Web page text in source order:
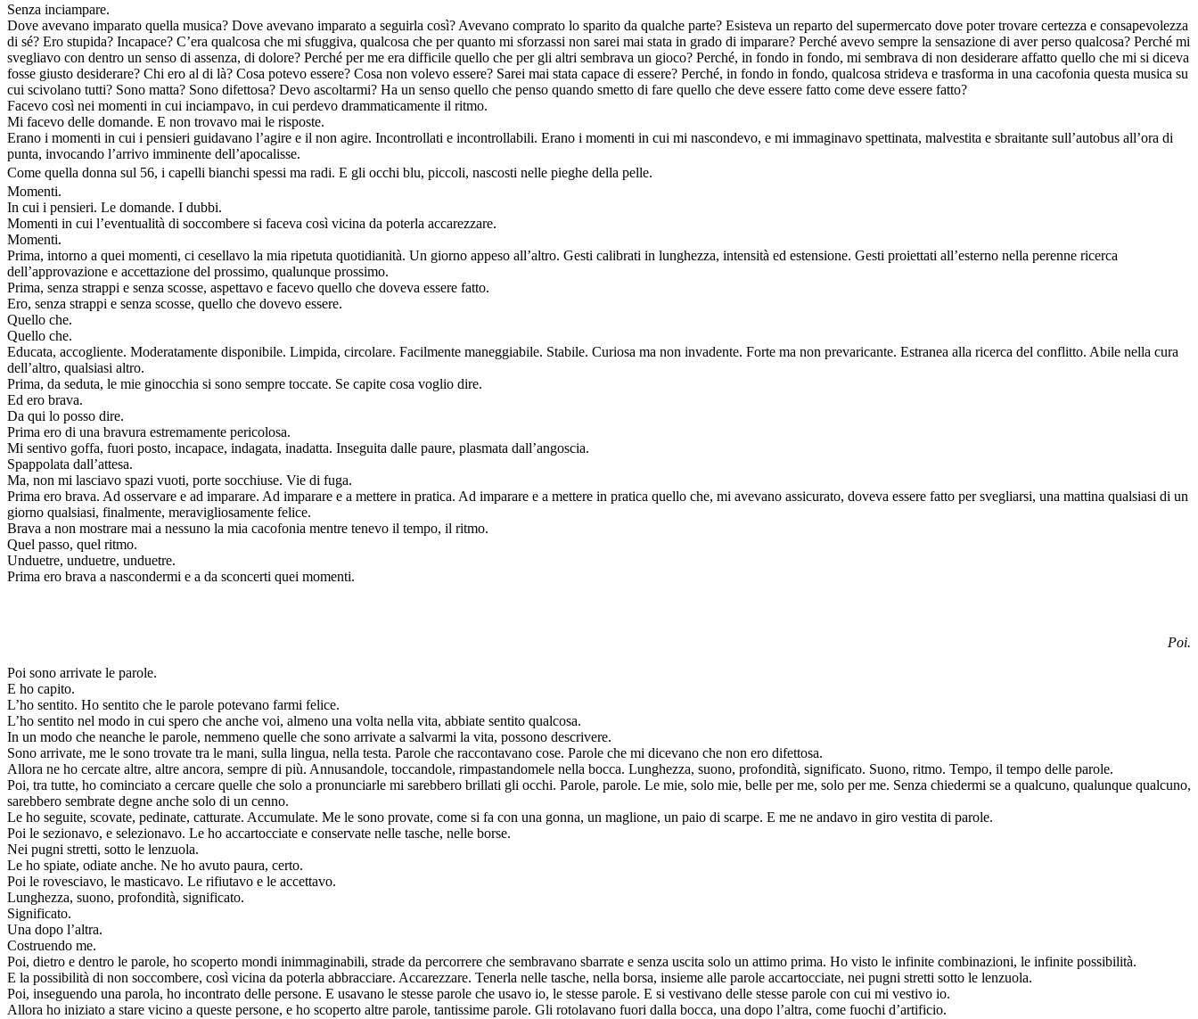
Senza inciampare.
Dove avevano imparato quella musica? Dove avevano imparato a seguirla così? Avevano comprato lo sparito da qualche parte? Esisteva un reparto del supermercato dove poter trovare certezza e consapevolezza
di sé? Ero stupida? Incapace? C’era qualcosa che mi sfuggiva, qualcosa che per quanto mi sforzassi non sarei mai stata in grado di imparare? Perché avevo sempre la sensazione di aver perso qualcosa? Perché mi
svegliavo con dentro un senso di assenza, di dolore? Perché per me era difficile quello che per gli altri sembrava un gioco? Perché, in fondo in fondo, mi sembrava di non desiderare affatto quello che mi si diceva
fosse giusto desiderare? Chi ero al di là? Cosa potevo essere? Cosa non volevo essere? Sarei mai stata capace di essere? Perché, in fondo in fondo, qualcosa strideva e trasforma in una cacofonia questa musica su
cui scivolano tutti? Sono matta? Sono difettosa? Devo ascoltarmi? Ha un senso quello che penso quando smetto di fare quello che deve essere fatto come deve essere fatto?
Facevo così nei momenti in cui inciampavo, in cui perdevo drammaticamente il ritmo.
Mi facevo delle domande. E non trovavo mai le risposte.
Erano i momenti in cui i pensieri guidavano l’agire e il non agire. Incontrollati e incontrollabili. Erano i momenti in cui mi nascondevo, e mi immaginavo spettinata, malvestita e sbraitante sull’autobus all’ora di
punta, invocando l’arrivo imminente dell’apocalisse.
Come quella donna sul 56, i capelli bianchi spessi ma radi. E gli occhi blu, piccoli, nascosti nelle pieghe della pelle.
Momenti.
In cui i pensieri. Le domande. I dubbi.
Momenti in cui l’eventualità di soccombere si faceva così vicina da poterla accarezzare.
Momenti.
Prima, intorno a quei momenti, ci cesellavo la mia ripetuta quotidianità. Un giorno appeso all’altro. Gesti calibrati in lunghezza, intensità ed estensione. Gesti proiettati all’esterno nella perenne ricerca
dell’approvazione e accettazione del prossimo, qualunque prossimo.
Prima, senza strappi e senza scosse, aspettavo e facevo quello che doveva essere fatto.
Ero, senza strappi e senza scosse, quello che dovevo essere.
Quello che.
Quello che.
Educata, accogliente. Moderatamente disponibile. Limpida, circolare. Facilmente maneggiabile. Stabile. Curiosa ma non invadente. Forte ma non prevaricante. Estranea alla ricerca del conflitto. Abile nella cura
dell’altro, qualsiasi altro.
Prima, da seduta, le mie ginocchia si sono sempre toccate. Se capite cosa voglio dire.
Ed ero brava.
Da qui lo posso dire.
Prima ero di una bravura estremamente pericolosa.
Mi sentivo goffa, fuori posto, incapace, indagata, inadatta. Inseguita dalle paure, plasmata dall’angoscia.
Spappolata dall’attesa.
Ma, non mi lasciavo spazi vuoti, porte socchiuse. Vie di fuga.
Prima ero brava. Ad osservare e ad imparare. Ad imparare e a mettere in pratica. Ad imparare e a mettere in pratica quello che, mi avevano assicurato, doveva essere fatto per svegliarsi, una mattina qualsiasi di un
giorno qualsiasi, finalmente, meravigliosamente felice.
Brava a non mostrare mai a nessuno la mia cacofonia mentre tenevo il tempo, il ritmo.
Quel passo, quel ritmo.
Unduetre, unduetre, unduetre.
Prima ero brava a nascondermi e a da sconcerti quei momenti.
Poi.
Poi sono arrivate le parole.
E ho capito.
L’ho sentito. Ho sentito che le parole potevano farmi felice.
L’ho sentito nel modo in cui spero che anche voi, almeno una volta nella vita, abbiate sentito qualcosa.
In un modo che neanche le parole, nemmeno quelle che sono arrivate a salvarmi la vita, possono descrivere.
Sono arrivate, me le sono trovate tra le mani, sulla lingua, nella testa. Parole che raccontavano cose. Parole che mi dicevano che non ero difettosa.
Allora ne ho cercate altre, altre ancora, sempre di più. Annusandole, toccandole, rimpastandomele nella bocca. Lunghezza, suono, profondità, significato. Suono, ritmo. Tempo, il tempo delle parole.
Poi, tra tutte, ho cominciato a cercare quelle che solo a pronunciarle mi sarebbero brillati gli occhi. Parole, parole. Le mie, solo mie, belle per me, solo per me. Senza chiedermi se a qualcuno, qualunque qualcuno,
sarebbero sembrate degne anche solo di un cenno.
Le ho seguite, scovate, pedinate, catturate. Accumulate. Me le sono provate, come si fa con una gonna, un maglione, un paio di scarpe. E me ne andavo in giro vestita di parole.
Poi le sezionavo, e selezionavo. Le ho accartocciate e conservate nelle tasche, nelle borse.
Nei pugni stretti, sotto le lenzuola.
Le ho spiate, odiate anche. Ne ho avuto paura, certo.
Poi le rovesciavo, le masticavo. Le rifiutavo e le accettavo.
Lunghezza, suono, profondità, significato.
Significato.
Una dopo l’altra.
Costruendo me.
Poi, dietro e dentro le parole, ho scoperto mondi inimmaginabili, strade da percorrere che sembravano sbarrate e senza uscita solo un attimo prima. Ho visto le infinite combinazioni, le infinite possibilità.
E la possibilità di non soccombere, così vicina da poterla abbracciare. Accarezzare. Tenerla nelle tasche, nella borsa, insieme alle parole accartocciate, nei pugni stretti sotto le lenzuola.
Poi, inseguendo una parola, ho incontrato delle persone. E usavano le stesse parole che usavo io, le stesse parole. E si vestivano delle stesse parole con cui mi vestivo io.
Allora ho iniziato a stare vicino a queste persone, e ho scoperto altre parole, tantissime parole. Gli rotolavano fuori dalla bocca, una dopo l’altra, come fuochi d’artificio.